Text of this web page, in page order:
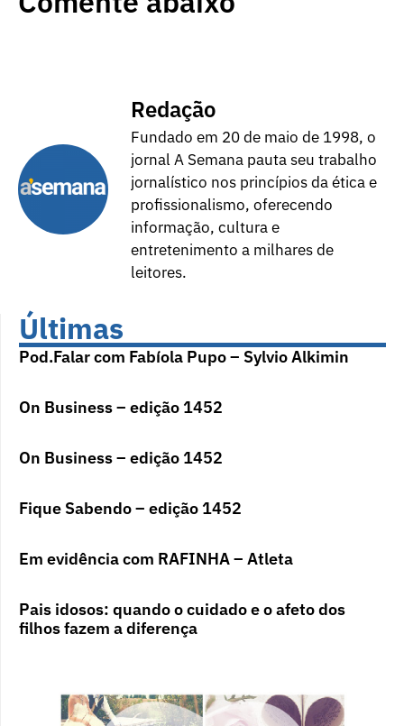
Redação
Fundado em 20 de maio de 1998, o
jornal A Semana pauta seu trabalho
jornalístico nos princípios da ética e
profissionalismo, oferecendo
informação, cultura e
entretenimento a milhares de
leitores.
Últimas
Pod.Falar com Fabíola Pupo – Sylvio Alkimin
On Business – edição 1452
On Business – edição 1452
Fique Sabendo – edição 1452
Em evidência com RAFINHA – Atleta
Pais idosos: quando o cuidado e o afeto dos
filhos fazem a diferença